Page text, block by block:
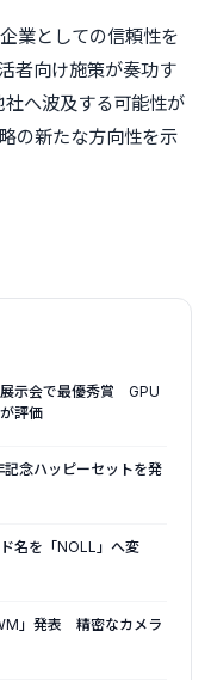
業としての信頼性を
者向け施策が奏功す
へ波及する可能性が
の新たな方向性を示
示会で最優秀賞 GPU
評価
念ハッピーセットを発
名を「NOLL」へ変
」発表 精密なカメラ